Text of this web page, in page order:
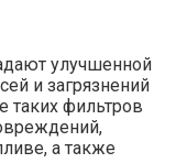
улучшенной
и загрязнений
таких фильтров
а также